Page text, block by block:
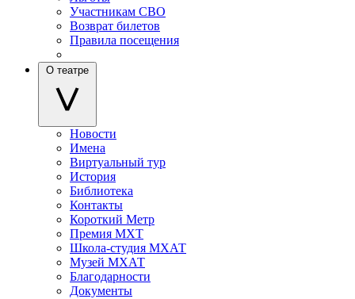
Участникам СВО
Возврат билетов
Правила посещения
О театре
Новости
Имена
Виртуальный тур
История
Библиотека
Контакты
Короткий Метр
Премия МХТ
Школа-студия МХАТ
Музей МХАТ
Благодарности
Документы